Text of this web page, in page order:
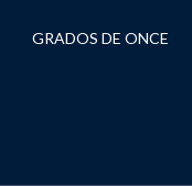
GRADOS DE ONCE